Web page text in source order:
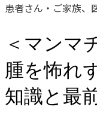
患者さん・ご家族、
＜マンマ
腫を怖れ
知識と最